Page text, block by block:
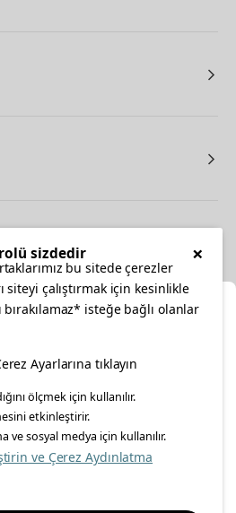
youtube
Politikası
size özel hizmet ve
konumuzu seçin.
×
sizdedir
bu sitede çerezler
siteyi çalıştırmak için kesinlikle
isteğe bağlı olanlar
Ayarlarına tıklayın
ölçmek için kullanılır.
etkinleştirir.
ve sosyal medya için kullanılır.
ve Çerez Aydınlatma